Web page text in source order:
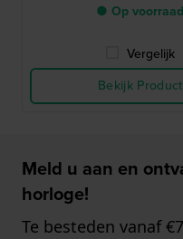
● Op voorraad
Vergelijk
Bekijk Product
Meld u aan en
horloge!
Te besteden vanaf